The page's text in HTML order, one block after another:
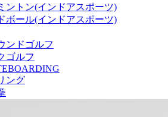
ントン(インドアスポーツ)
ボール(インドアスポーツ)
ンドゴルフ
ゴルフ
ング